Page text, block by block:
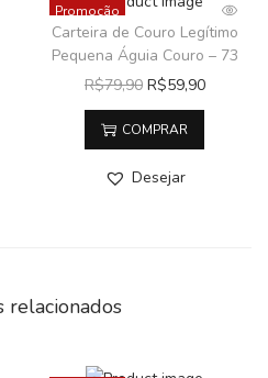
Promoção
Carteira de Couro Legítimo
Pequena Águia Couro – 73
R$79,90 R$59,90
COMPRAR
Desejar
relacionados